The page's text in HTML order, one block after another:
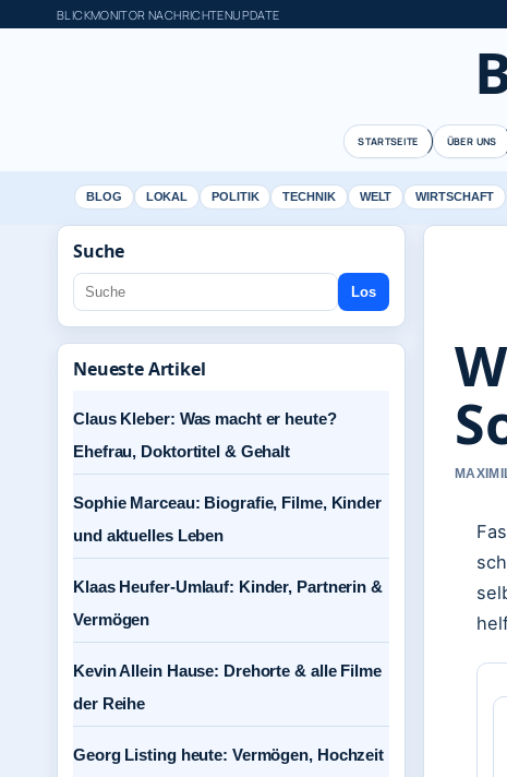
BLICKMONITOR NACHRICHTENUPDATE
STARTSEITE ÜBER UNS
BLOG LOKAL POLITIK TECHNIK WELT WIRTSCHAFT
Suche
Los
Neueste Artikel
Claus Kleber: Was macht er heute?
Ehefrau, Doktortitel & Gehalt
Sophie Marceau: Biografie, Filme, Kinder
und aktuelles Leben
Klaas Heufer-Umlauf: Kinder, Partnerin &
Vermögen
Kevin Allein Hause: Drehorte & alle Filme
der Reihe
Georg Listing heute: Vermögen, Hochzeit